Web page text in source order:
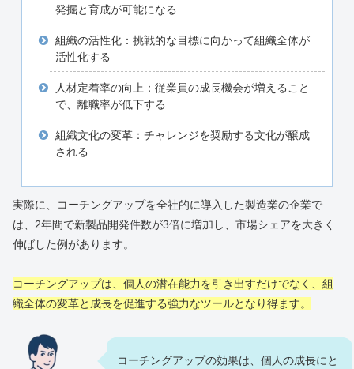
発掘と育成が可能になる
組織の活性化：挑戦的な目標に向かって組織全体が
活性化する
人材定着率の向上：従業員の成長機会が増えること
で、離職率が低下する
組織文化の変革：チャレンジを奨励する文化が醸成
される
実際に、コーチングアップを全社的に導入した製造業の企業で
は、2年間で新製品開発件数が3倍に増加し、市場シェアを大きく
伸ばした例があります。
コーチングアップは、個人の潜在能力を引き出すだけでなく、組
織全体の変革と成長を促進する強力なツールとなり得ます。
コーチングアップの効果は、個人の成長にと